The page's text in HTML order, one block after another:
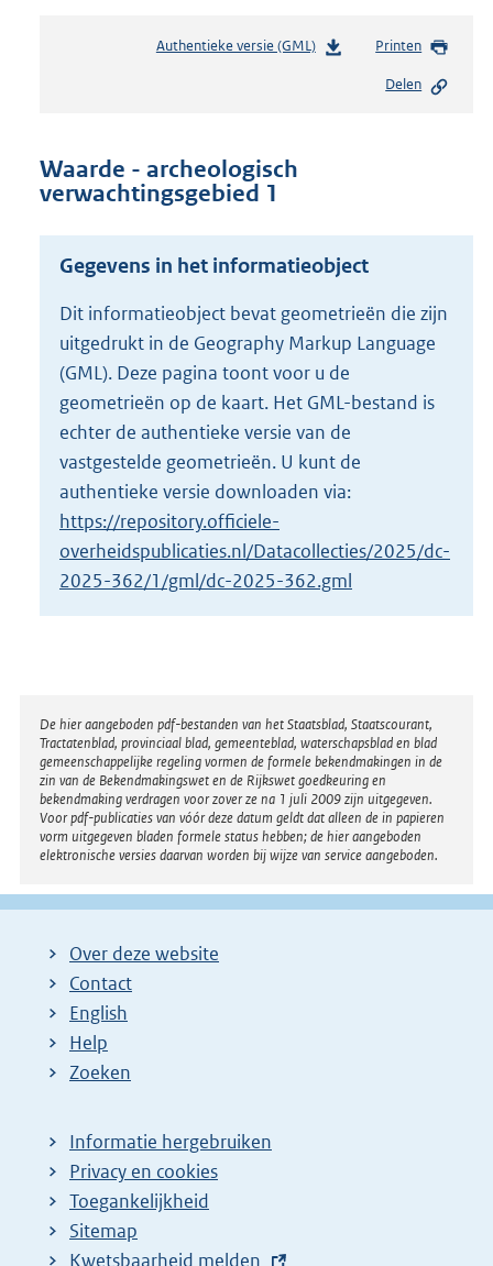
Authentieke versie (GML)b
o
t
t
e
:
2
K
b
Printen
Delen
Waarde - archeologisch
verwachtingsgebied 1
Gegevens in het informatieobject
Dit informatieobject bevat geometrieën die zijn
uitgedrukt in de Geography Markup Language
(GML). Deze pagina toont voor u de
geometrieën op de kaart. Het GML-bestand is
echter de authentieke versie van de
vastgestelde geometrieën. U kunt de
authentieke versie downloaden via:
https://repository.officiele-
overheidspublicaties.nl/Datacollecties/2025/dc-
2025-362/1/gml/dc-2025-362.gml
Disclaimer
De hier aangeboden pdf-bestanden van het Staatsblad, Staatscourant,
Tractatenblad, provinciaal blad, gemeenteblad, waterschapsblad en blad
gemeenschappelijke regeling vormen de formele bekendmakingen in de
zin van de Bekendmakingswet en de Rijkswet goedkeuring en
bekendmaking verdragen voor zover ze na 1 juli 2009 zijn uitgegeven.
Voor pdf-publicaties van vóór deze datum geldt dat alleen de in papieren
vorm uitgegeven bladen formele status hebben; de hier aangeboden
elektronische versies daarvan worden bij wijze van service aangeboden.
Over deze website
Contact
English
Help
Zoeken
Informatie hergebruiken
Privacy en cookies
Toegankelijkheid
Sitemap
E
Kwetsbaarheid melden